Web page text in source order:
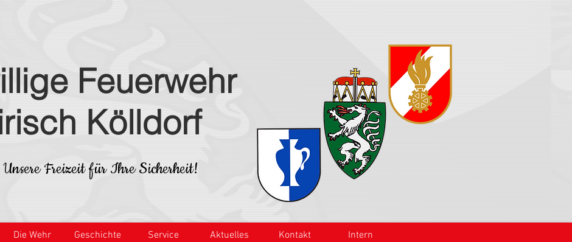
Feuerwehr
Kölldorf
Unsere Freizeit für Ihre Sicherheit!
Die Wehr Geschichte Service Aktuelles Kontakt Intern